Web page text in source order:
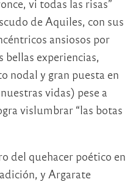
vi todas las risas”
de Aquiles, con sus
ansiosos por
experiencias,
nodal y gran puesta en
vidas) pese a
vislumbrar “las botas
del quehacer poético en
y Argarate